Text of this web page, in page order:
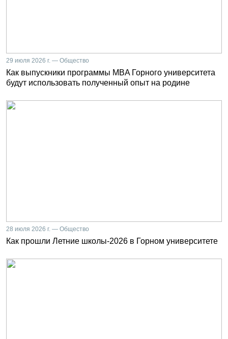
29 июля 2026 г. — Общество
Как выпускники программы MBA Горного университета
будут использовать полученный опыт на родине
28 июля 2026 г. — Общество
Как прошли Летние школы-2026 в Горном университете